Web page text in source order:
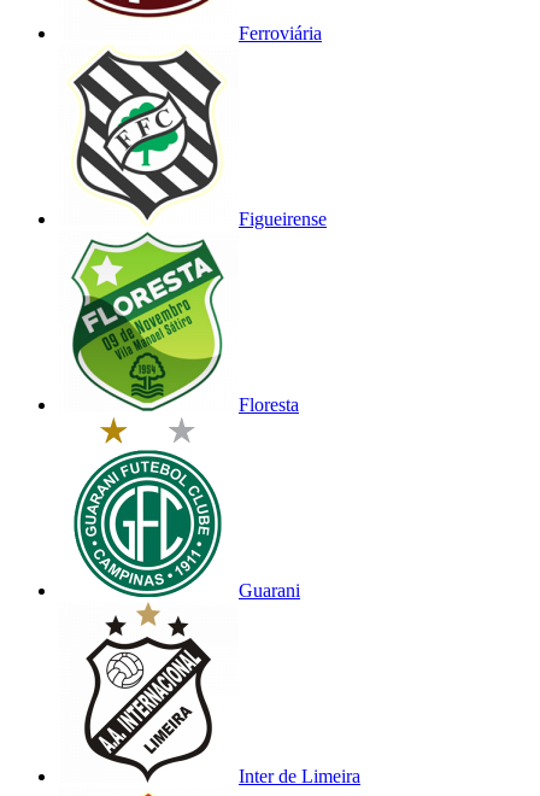
Ferroviária
Figueirense
Floresta
Guarani
Inter de Limeira